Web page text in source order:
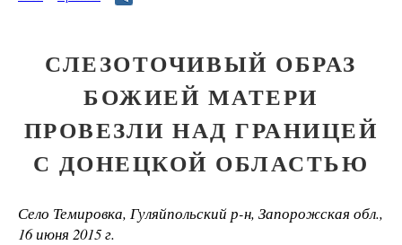
СЛЕЗОТОЧИВЫЙ ОБРАЗ
БОЖИЕЙ МАТЕРИ
ПРОВЕЗЛИ НАД ГРАНИЦЕЙ
С ДОНЕЦКОЙ ОБЛАСТЬЮ
Село Темировка, Гуляйпольский р-н, Запорожская обл.,
16 июня 2015 г.